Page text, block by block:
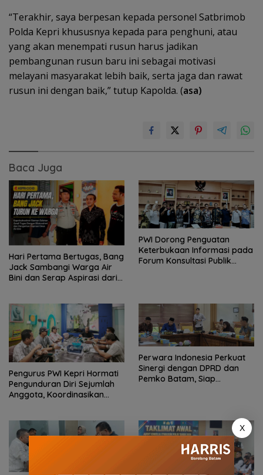
“Terakhir, saya berpesan kepada personel Satbrimob
Polda Kepri khususnya kepada para penghuni, atau
yang akan menempati rusun harus jadikan
pembangunan rusun baru ini sebagai motivasi
melayani masyarakat lebih baik, serta jaga dan rawat
rusun ini dengan baik,” tutup Kapolda. (asa)
Baca Juga
Hari Pertama Bertugas, Bang
Jack Sambangi Warga Air
Bini dan Serap Aspirasi dari
PWI Dorong Penguatan
Keterbukaan Informasi pada
Forum Konsultasi Publik
Pengurus PWI Kepri Hormati
Pengunduran Diri Sejumlah
Anggota, Koordinasikan
Perwara Indonesia Perkuat
Sinergi dengan DPRD dan
Pemko Batam, Siap
X